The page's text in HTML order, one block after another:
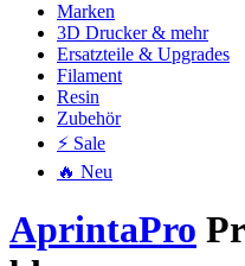
Marken
3D Drucker & mehr
Ersatzteile & Upgrades
Filament
Resin
Zubehör
⚡ Sale
🔥 Neu
AprintaPro